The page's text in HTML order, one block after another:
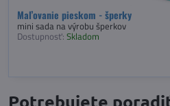
Maľovanie pieskom - šperky
mini sada na výrobu šperkov
Dostupnosť: Skladom
Potrebujete